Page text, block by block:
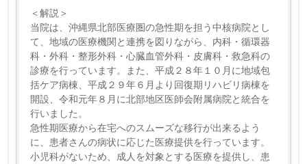
＜解説＞
当院は、沖縄県北部医療圏の急性期を担う中核病院とし
て、地域の医療機関と連携を図りながら、内科・循環器
科・外科・整形外科・心臓血管外科・皮膚科・救急科の
診療を行っています。また、平成２８年１０月に地域包
括ケア病棟、平成２９年６月より回復期リハビリ病棟を
開設、令和元年８月に北部地区医師会附属病院と統合を
行いました。
急性期医療から在宅へのスムーズな移行が出来るよう
に、患者さんの病状に応じた医療提供を行っています。
小児科がないため、成人を対象とする医療を提供し、患